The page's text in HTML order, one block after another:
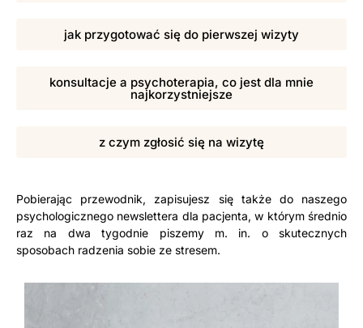
jak przygotować się do pierwszej wizyty
konsultacje a psychoterapia, co jest dla mnie
najkorzystniejsze
z czym zgłosić się na wizytę
Pobierając przewodnik, zapisujesz się także do naszego
psychologicznego newslettera dla pacjenta, w którym średnio
raz na dwa tygodnie piszemy m. in. o skutecznych
sposobach radzenia sobie ze stresem.